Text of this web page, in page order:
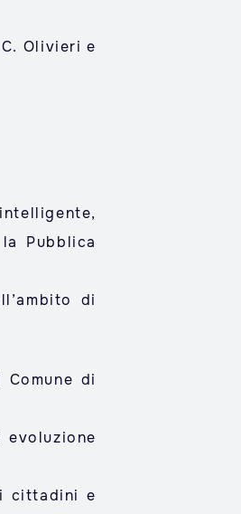
C. Olivieri e
Pubblica
di
di
cittadini e